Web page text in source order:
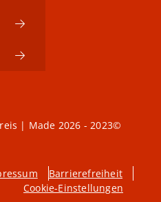
| Made
Barrierefreiheit
Cookie-Einstellungen